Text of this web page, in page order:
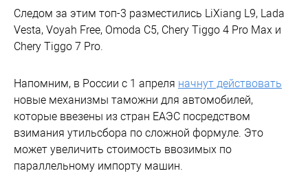
Следом за этим топ-3 разместились LiXiang L9, Lada
Vesta, Voyah Free, Omoda C5, Chery Tiggo 4 Pro Max и
Chery Tiggo 7 Pro.
Напомним, в России с 1 апреля начнут действовать
новые механизмы таможни для автомобилей,
которые ввезены из стран ЕАЭС посредством
взимания утильсбора по сложной формуле. Это
может увеличить стоимость ввозимых по
параллельному импорту машин.